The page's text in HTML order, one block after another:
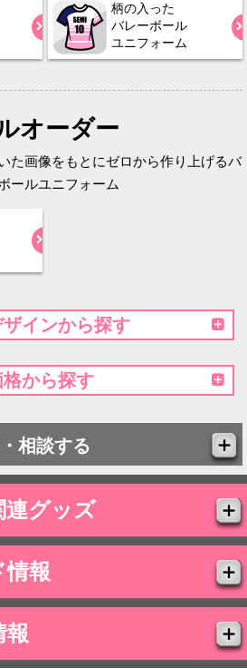
柄の入った
バレーボール
ユニフォーム
オーダー
た画像をもとにゼロから作り上げるバ
ールユニフォーム
ザインから探す
格から探す
相談する
連グッズ
報
報